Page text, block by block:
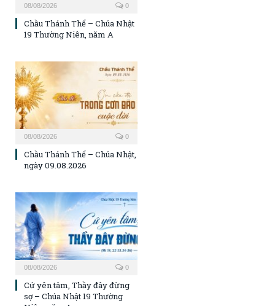
08/08/2026 0
Chầu Thánh Thể – Chúa Nhật
19 Thường Niên, năm A
08/08/2026 0
Chầu Thánh Thể – Chúa Nhật,
ngày 09.08.2026
08/08/2026 0
Cứ yên tâm, Thầy đây đừng
sợ – Chúa Nhật 19 Thường